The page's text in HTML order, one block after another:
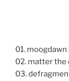
01. moogdawn
02. matter the
03.